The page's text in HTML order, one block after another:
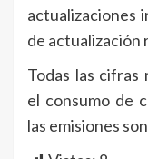
actualizaciones
de
Todas las cifras
el consumo de
las emisiones